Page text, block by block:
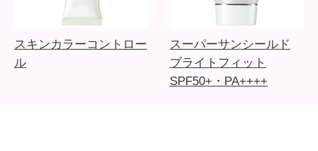
スキンカラーコントロー
ル
スーパーサンシールド
ブライトフィット
SPF50+・PA++++